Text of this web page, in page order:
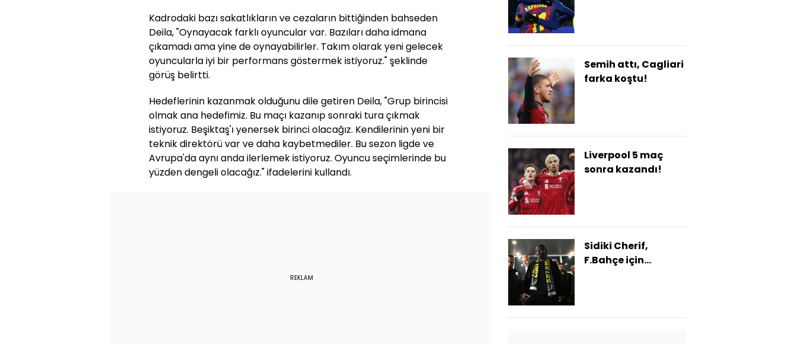
Kadrodaki bazı sakatlıkların ve cezaların bittiğinden bahseden
Deila, "Oynayacak farklı oyuncular var. Bazıları daha idmana
çıkamadı ama yine de oynayabilirler. Takım olarak yeni gelecek
oyuncularla iyi bir performans göstermek istiyoruz." şeklinde
görüş belirtti.
Hedeflerinin kazanmak olduğunu dile getiren Deila, "Grup birincisi
olmak ana hedefimiz. Bu maçı kazanıp sonraki tura çıkmak
istiyoruz. Beşiktaş'ı yenersek birinci olacağız. Kendilerinin yeni bir
teknik direktörü var ve daha kaybetmediler. Bu sezon ligde ve
Avrupa'da aynı anda ilerlemek istiyoruz. Oyuncu seçimlerinde bu
yüzden dengeli olacağız." ifadelerini kullandı.
REKLAM
Semih attı, Cagliari
farka koştu!
Liverpool 5 maç
sonra kazandı!
Sidiki Cherif,
F.Bahçe için